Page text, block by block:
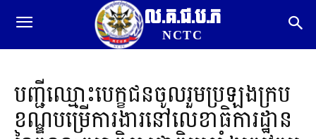
ល.គ.ជ.ប.ភ
NCTC
បញ្ជីឈ្មោះបេក្ខជនចូលរួមប្រឡងក្រប
ខណ្ឌបម្រើការងារនៅលេខាធិការដ្ឋាន